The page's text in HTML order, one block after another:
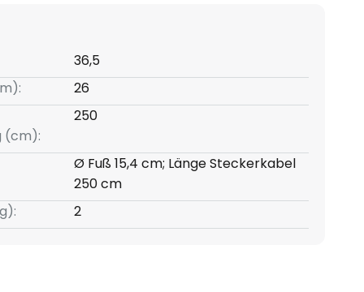
36,5
26
(cm):
250
Ø Fuß 15,4 cm; Länge Steckerkabel
250 cm
2